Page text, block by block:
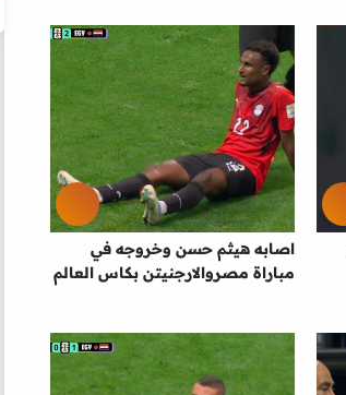
اصابه هيثم حسن وخروجه في
مباراة مصروالارجنيتن بكاس العالم